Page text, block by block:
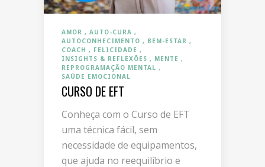
AMOR
AUTO-CURA
AUTOCONHECIMENTO
BEM-ESTAR
COACH
FELICIDADE
INSIGHTS & REFLEXÕES
MENTE
REPROGRAMAÇÃO MENTAL
SAÚDE EMOCIONAL
CURSO DE EFT
Conheça com o Curso de EFT
uma técnica fácil, sem
necessidade de equipamentos,
que ajuda no reequilíbrio e